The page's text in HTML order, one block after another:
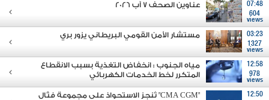
07:48
604
views
عناوين الصحف 7 آب 2026
03:23
1327
views
مستشار الأمن القومي البريطاني يزور بري
12:58
978
views
مياه الجنوب : انخفاض التغذية بسبب الانقطاع
المتكرر لخط الخدمات الكهربائي
12:50
"CMA CGM" تُنجز الاستحواذ على مجموعة فتّال